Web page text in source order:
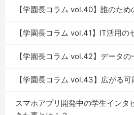
【学園長コラム vol.40】誰のた
【学園長コラム vol.41】IT活用の
【学園長コラム vol.42】データの
【学園長コラム vol.43】広がる可
スマホアプリ開発中の学生イン